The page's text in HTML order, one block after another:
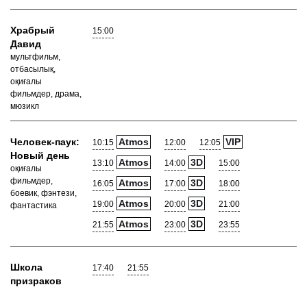
Храбрый
Давид
мультфильм,
отбасылық,
оқиғалы
фильмдер, драма,
мюзикл
15:00
Человек-паук:
Новый день
оқиғалы
фильмдер,
боевик, фэнтези,
фантастика
10:15 Atmos 12:00 12:05 VIP
13:10 Atmos 14:00 3D 15:00
16:05 Atmos 17:00 3D 18:00
19:00 Atmos 20:00 3D 21:00
21:55 Atmos 23:00 3D 23:55
Школа
призраков
17:40 21:55